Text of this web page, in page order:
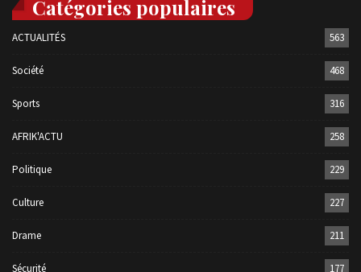
Catégories populaires
ACTUALITÉS 563
Société 468
Sports 316
AFRIK'ACTU 258
Politique 229
Culture 227
Drame 211
Sécurité 177